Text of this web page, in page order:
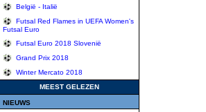
België - Italië
Futsal Red Flames in UEFA Women's
Futsal Euro
Futsal Euro 2018 Slovenië
Grand Prix 2018
Winter Mercato 2018
MEEST GELEZEN
NIEUWS